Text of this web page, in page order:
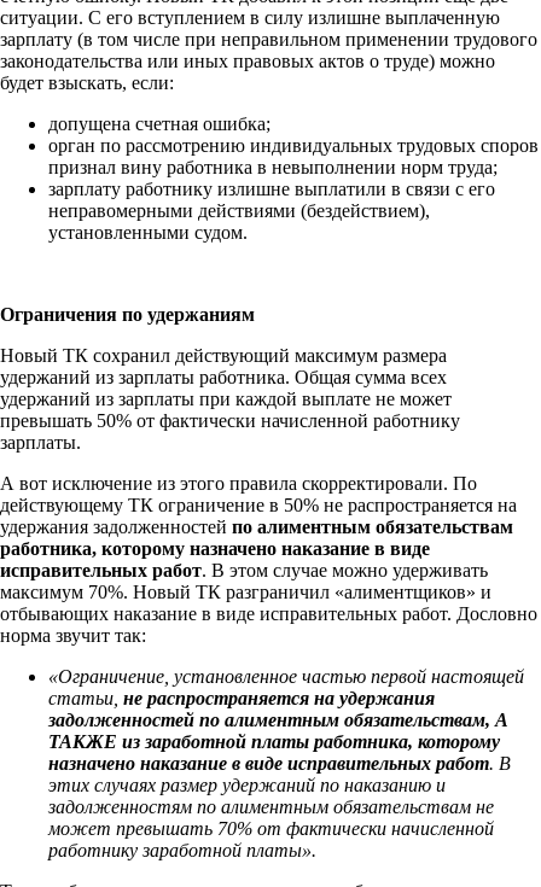
ситуации. С его вступлением в силу излишне выплаченную
зарплату (в том числе при неправильном применении трудового
законодательства или иных правовых актов о труде) можно
будет взыскать, если:
допущена счетная ошибка;
орган по рассмотрению индивидуальных трудовых споров
признал вину работника в невыполнении норм труда;
зарплату работнику излишне выплатили в связи с его
неправомерными действиями (бездействием),
установленными судом.
Ограничения по удержаниям
Новый ТК сохранил действующий максимум размера
удержаний из зарплаты работника. Общая сумма всех
удержаний из зарплаты при каждой выплате не может
превышать 50% от фактически начисленной работнику
зарплаты.
А вот исключение из этого правила скорректировали. По
действующему ТК ограничение в 50% не распространяется на
удержания задолженностей по алиментным обязательствам
работника, которому назначено наказание в виде
исправительных работ. В этом случае можно удерживать
максимум 70%. Новый ТК разграничил «алиментщиков» и
отбывающих наказание в виде исправительных работ. Дословно
норма звучит так:
«Ограничение, установленное частью первой настоящей
статьи, не распространяется на удержания
задолженностей по алиментным обязательствам, А
ТАКЖЕ из заработной платы работника, которому
назначено наказание в виде исправительных работ. В
этих случаях размер удержаний по наказанию и
задолженностям по алиментным обязательствам не
может превышать 70% от фактически начисленной
работнику заработной платы».